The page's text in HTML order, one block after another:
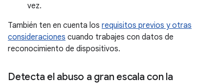
vez.
También ten en cuenta los requisitos previos y otras
consideraciones cuando trabajes con datos de
reconocimiento de dispositivos.
Detecta el abuso a gran escala con la